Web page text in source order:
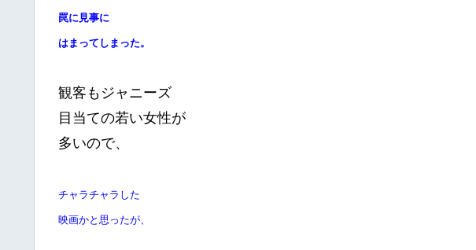
罠に見事に
はまってしまった。
観客もジャニーズ
目当ての若い女性が
多いので、
チャラチャラした
映画かと思ったが、